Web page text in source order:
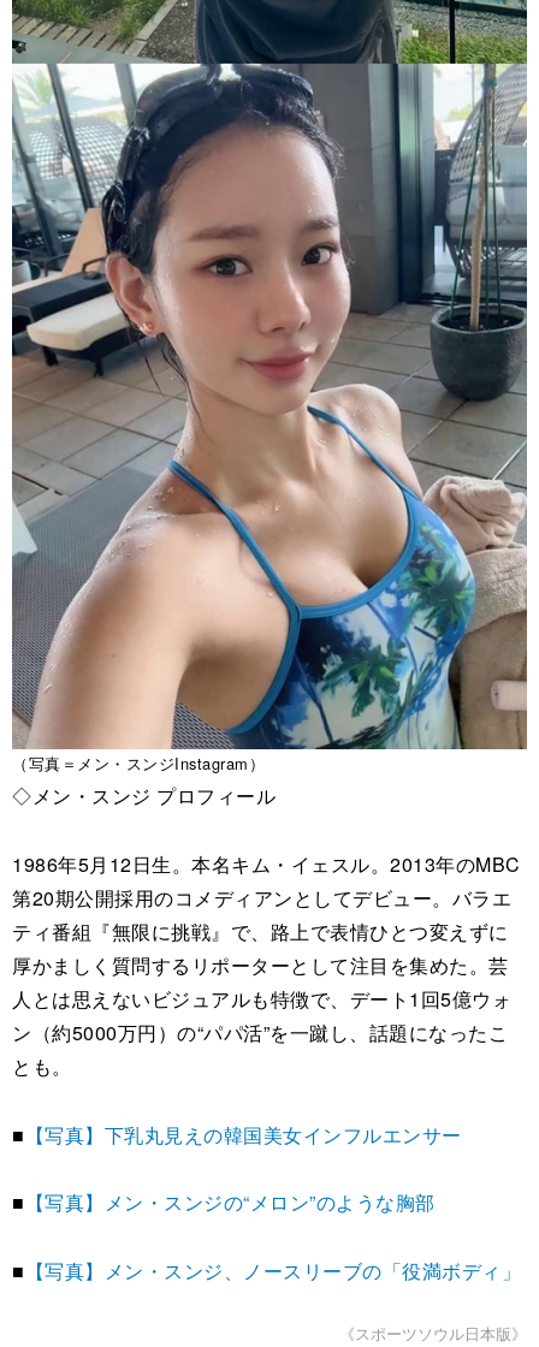
（写真＝メン・スンジInstagram）
◇メン・スンジ プロフィール
1986年5月12日生。本名キム・イェスル。2013年のMBC
第20期公開採用のコメディアンとしてデビュー。バラエ
ティ番組『無限に挑戦』で、路上で表情ひとつ変えずに
厚かましく質問するリポーターとして注目を集めた。芸
人とは思えないビジュアルも特徴で、デート1回5億ウォ
ン（約5000万円）の“パパ活”を一蹴し、話題になったこ
とも。
■ 【写真】下乳丸見えの韓国美女インフルエンサー
■ 【写真】メン・スンジの“メロン”のような胸部
■ 【写真】メン・スンジ、ノースリーブの「役満ボディ」
《スポーツソウル日本版》